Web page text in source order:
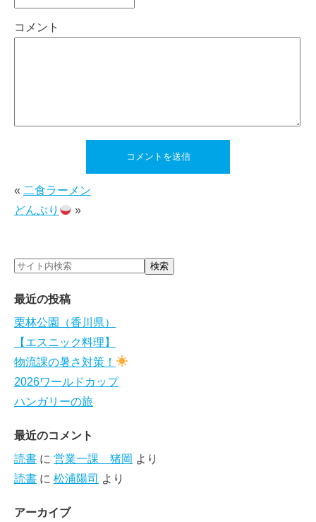
コメント
« 二食ラーメン
どんぶり
»
最近の投稿
栗林公園（香川県）
【エスニック料理】
物流課の暑さ対策！
2026ワールドカップ
ハンガリーの旅
最近のコメント
読書 に 営業一課 猪岡 より
読書 に 松浦陽司 より
アーカイブ